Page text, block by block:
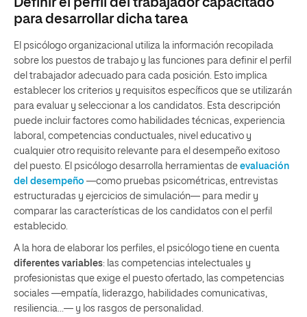
para desarrollar dicha tarea
El psicólogo organizacional utiliza la información recopilada
sobre los puestos de trabajo y las funciones para definir el perfil
del trabajador adecuado para cada posición. Esto implica
establecer los criterios y requisitos específicos que se utilizarán
para evaluar y seleccionar a los candidatos. Esta descripción
puede incluir factores como habilidades técnicas, experiencia
laboral, competencias conductuales, nivel educativo y
cualquier otro requisito relevante para el desempeño exitoso
del puesto. El psicólogo desarrolla herramientas de evaluación
del desempeño —como pruebas psicométricas, entrevistas
estructuradas y ejercicios de simulación— para medir y
comparar las características de los candidatos con el perfil
establecido.
A la hora de elaborar los perfiles, el psicólogo tiene en cuenta
diferentes variables: las competencias intelectuales y
profesionistas que exige el puesto ofertado, las competencias
sociales —empatía, liderazgo, habilidades comunicativas,
resiliencia…— y los rasgos de personalidad.